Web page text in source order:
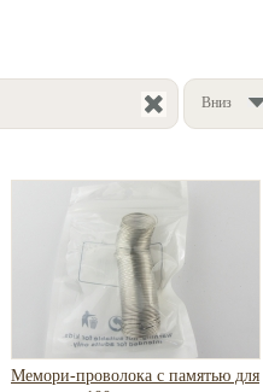
Вниз
Мемори-проволока с памятью для